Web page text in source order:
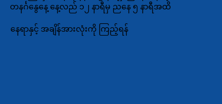
တနင်္ဂနွေနေ့ နေ့လည် ၁၂ နာရီမှ ညနေ ၅ နာရီအထိ
နေရာနှင့် အချိန်အားလုံးကို ကြည့်ရန်